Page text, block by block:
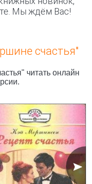
Мы ждём Вас!
счастья"
читать онлайн